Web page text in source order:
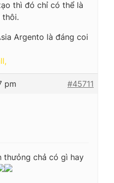
thì đó chỉ có thể là
thôi.
Argento là đáng coi
pm #45711
thưỏng chả có gì hay